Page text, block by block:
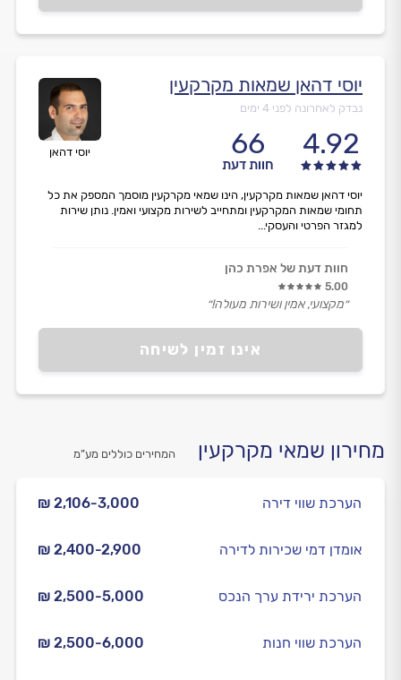
יוסי דהאן
יוסי דהאן שמאות מקרקעין
נבדק לאחרונה לפני 4 ימים
4.92
66
חוות דעת
אינו זמין לשיחה
יוסי דהאן שמאות מקרקעין, הינו שמאי מקרקעין מוסמך המספק את כל
תחומי שמאות המקרקעין ומתחייב לשירות מקצועי ואמין. נותן שירות
למגזר הפרטי והעסקי...
חוות דעת של אפרת כהן
5.00
״מקצועי, אמין ושירות מעולה!״
מחירון שמאי מקרקעין המחירים כוללים מע”מ
₪ 2,106-3,000 הערכת שווי דירה
₪ 2,400-2,900 אומדן דמי שכירות לדירה
₪ 2,500-5,000 הערכת ירידת ערך הנכס
₪ 2,500-6,000 הערכת שווי חנות